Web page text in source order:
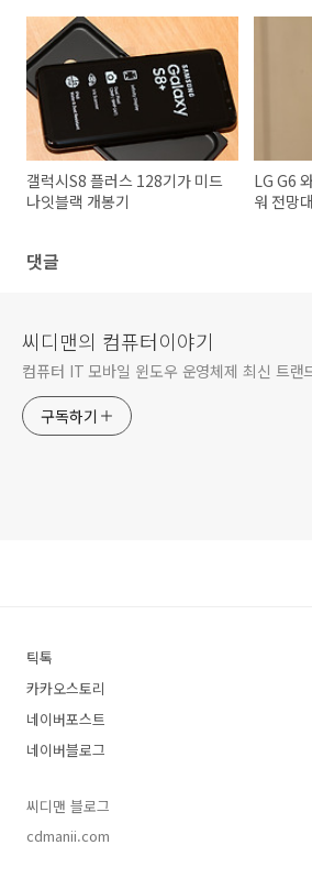
갤럭시S8 플러스 128기가 미드
나잇블랙 개봉기
LG G6
워 전망
댓글
씨디맨의 컴퓨터이야기
컴퓨터 IT 모바일 윈도우 운영체제 최신 트랜
구독하기
틱톡
카카오스토리
네이버포스트
네이버블로그
씨디맨 블로그
cdmanii.com